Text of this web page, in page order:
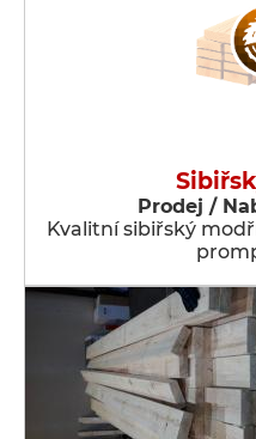
Prodej /
Kvalitní sibiřský